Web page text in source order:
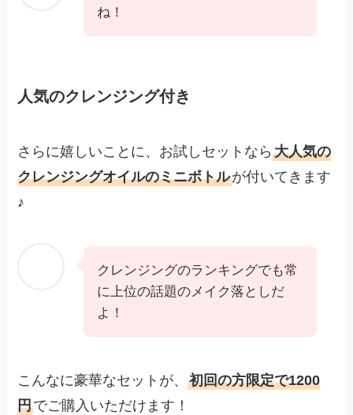
ね！
人気のクレンジング付き
さらに嬉しいことに、お試しセットなら大人気の
クレンジングオイルのミニボトルが付いてきます
♪
クレンジングのランキングでも常
に上位の話題のメイク落としだ
よ！
こんなに豪華なセットが、初回の方限定で1200
円でご購入いただけます！